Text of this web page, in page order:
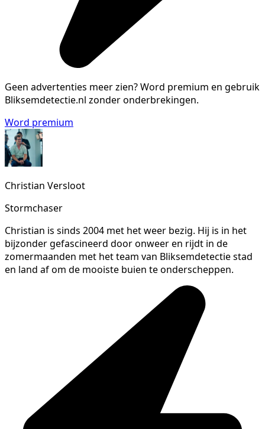
Geen advertenties meer zien?Word premium en gebruik
Bliksemdetectie.nl zonder onderbrekingen.
Word premium
Christian Versloot
Stormchaser
Christian is sinds 2004 met het weer bezig. Hij is in het
bijzonder gefascineerd door onweer en rijdt in de
zomermaanden met het team van Bliksemdetectie stad
en land af om de mooiste buien te onderscheppen.